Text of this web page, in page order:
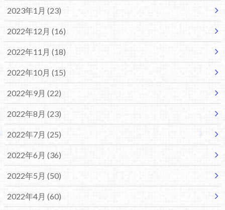
2023年1月 (23)
2022年12月 (16)
2022年11月 (18)
2022年10月 (15)
2022年9月 (22)
2022年8月 (23)
2022年7月 (25)
2022年6月 (36)
2022年5月 (50)
2022年4月 (60)